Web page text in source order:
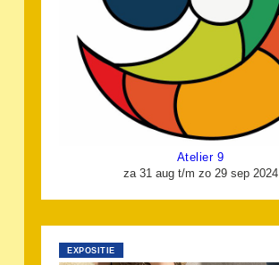
Atelier 9
za 31 aug t/m zo 29 sep 2024
EXPOSITIE